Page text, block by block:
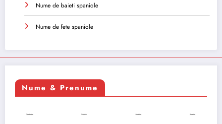
Nume de baieti spaniole
Nume de fete spaniole
Nume & Prenume